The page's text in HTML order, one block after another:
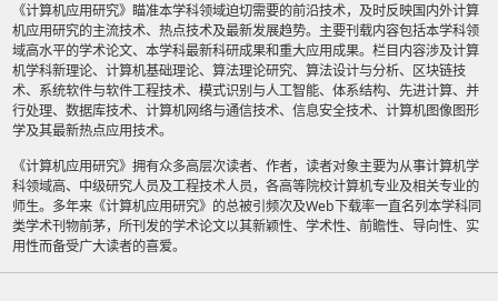
《计算机应用研究》瞄准本学科领域迫切需要的前沿技术，及时反映国内外计算
机应用研究的主流技术、热点技术及最新发展趋势。主要刊载内容包括本学科领
域高水平的学术论文、本学科最新科研成果和重大应用成果。栏目内容涉及计算
机学科新理论、计算机基础理论、算法理论研究、算法设计与分析、区块链技
术、系统软件与软件工程技术、模式识别与人工智能、体系结构、先进计算、并
行处理、数据库技术、计算机网络与通信技术、信息安全技术、计算机图像图形
学及其最新热点应用技术。
《计算机应用研究》拥有众多高层次读者、作者，读者对象主要为从事计算机学
科领域高、中级研究人员及工程技术人员，各高等院校计算机专业及相关专业的
师生。多年来《计算机应用研究》的总被引频次及Web下载率一直名列本学科同
类学术刊物前茅，所刊发的学术论文以其新颖性、学术性、前瞻性、导向性、实
用性而备受广大读者的喜爱。